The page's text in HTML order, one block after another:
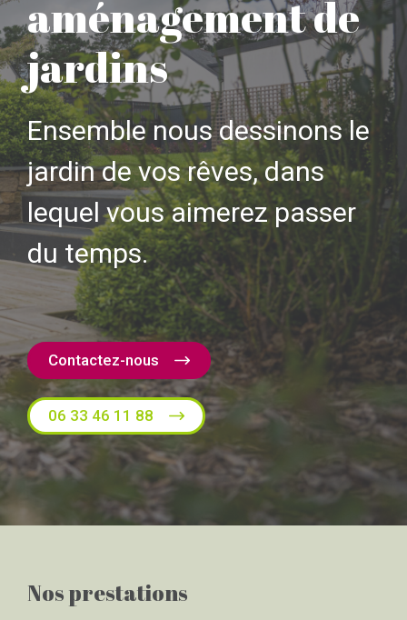
aménagement de
jardins
Ensemble nous dessinons le
jardin de vos rêves, dans
lequel vous aimerez passer
du temps.
Contactez-nous
06 33 46 11 88
Nos prestations